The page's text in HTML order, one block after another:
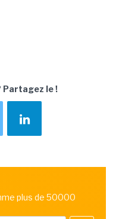
Partagez le !
plus de 50000